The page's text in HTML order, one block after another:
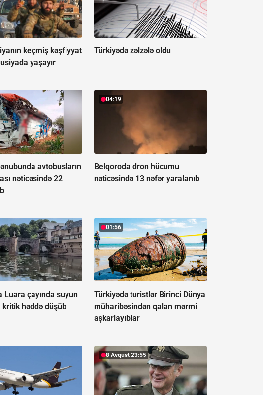
keçmiş kəşfiyyat
yaşayır
Türkiyədə zəlzələ oldu
avtobusların
nəticəsində 22
04:19
Belqoroda dron hücumu
nəticəsində 13 nəfər yaralanıb
Luara çayında suyun
kritik həddə düşüb
01:56
Türkiyədə turistlər Birinci Dünya
müharibəsindən qalan mərmi
aşkarlayıblar
8 Avqust 23:55